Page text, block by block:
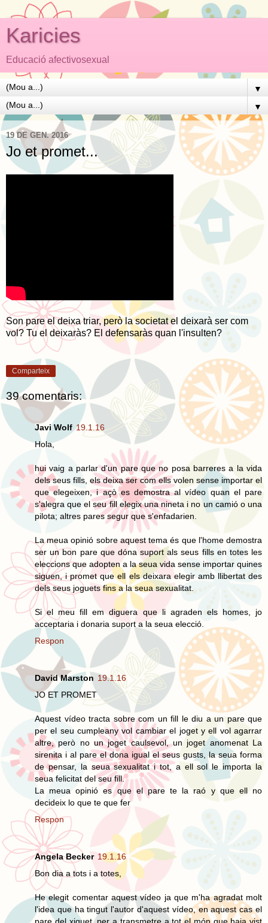
Karicies
Educació afectivosexual
▼
▼
19 DE GEN. 2016
Jo et promet...
Son pare el deixa triar, però la societat el deixarà ser com
vol? Tu el deixaràs? El defensaràs quan l'insulten?
Comparteix
39 comentaris:
Javi Wolf 19.1.16
Hola,
hui vaig a parlar d'un pare que no posa barreres a la vida
dels seus fills, els deixa ser com ells volen sense importar el
que elegeixen, i açò es demostra al vídeo quan el pare
s'alegra que el seu fill elegix una nineta i no un camió o una
pilota; altres pares segur que s'enfadarien.
La meua opinió sobre aquest tema és que l'home demostra
ser un bon pare que dóna suport als seus fills en totes les
eleccions que adopten a la seua vida sense importar quines
siguen, i promet que ell els deixara elegir amb llibertat des
dels seus joguets fins a la seua sexualitat.
Si el meu fill em diguera que li agraden els homes, jo
acceptaria i donaria suport a la seua elecció.
Respon
David Marston 19.1.16
JO ET PROMET
Aquest vídeo tracta sobre com un fill le diu a un pare que
per el seu cumpleany vol cambiar el joget y ell vol agarrar
altre, però no un joget caulsevol, un joget anomenat La
sirenita i al pare el dona igual el seus gusts, la seua forma
de pensar, la seua sexualitat i tot, a ell sol le importa la
seua felicitat del seu fill.
La meua opinió es que el pare te la raó y que ell no
decideix lo que te que fer
Respon
Angela Becker 19.1.16
Bon dia a tots i a totes,
He elegit comentar aquest vídeo ja que m'ha agradat molt
l'idea que ha tingut l'autor d'aquest vídeo, en aquest cas el